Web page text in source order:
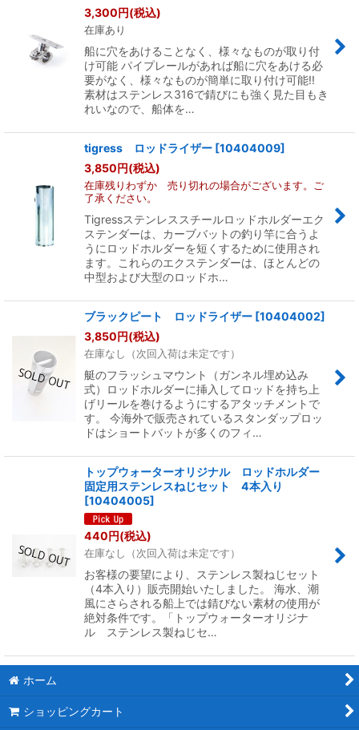
絞り込む
3,300円(税込)
在庫あり
船に穴をあけることなく、様々なものが取り付
け可能 パイプレールがあれば船に穴をあける必
要がなく、様々なものが簡単に取り付け可能!!
素材はステンレス316で錆びにも強く見た目もき
れいなので、船体を…
tigress ロッドライザー [10404009]
3,850円(税込)
在庫残りわずか 売り切れの場合がございます。ご
了承ください。
Tigressステンレススチールロッドホルダーエク
ステンダーは、カーブバットの釣り竿に合うよ
うにロッドホルダーを短くするために使用され
ます。これらのエクステンダーは、ほとんどの
中型および大型のロッドホ…
ブラックピート ロッドライザー [10404002]
3,850円(税込)
在庫なし（次回入荷は未定です）
艇のフラッシュマウント（ガンネル埋め込み
式）ロッドホルダーに挿入してロッドを持ち上
げリールを巻けるようにするアタッチメントで
す。 今海外で販売されているスタンダップロッ
ドはショートバットが多くのフィ…
トップウォーターオリジナル ロッドホルダー
固定用ステンレスねじセット 4本入り
[10404005]
440円(税込)
在庫なし（次回入荷は未定です）
お客様の要望により、ステンレス製ねじセット
（4本入り）販売開始いたしました。 海水、潮
風にさらされる船上では錆びない素材の使用が
絶対条件です。「トップウォーターオリジナ
ル ステンレス製ねじセ…
ホーム
ショッピングカート